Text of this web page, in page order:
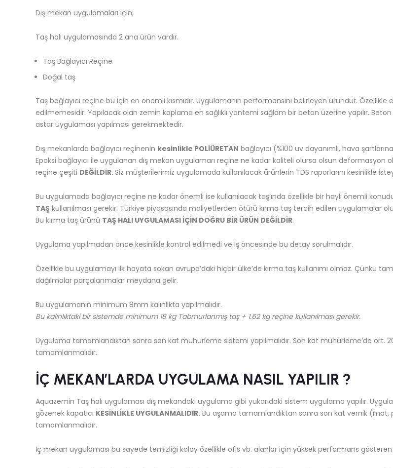
Dış mekan uygulamaları için;
Taş halı uygulamasında 2 ana ürün vardır.
Taş Bağlayıcı Reçine
Doğal taş
Taş bağlayıcı reçine bu için en önemli kısmıdır. Uygulamanın performansını belirleyen üründür.
edilmemesidir. Yapılacak olan zemin kaplama en sağlıklı yöntemi sağlam bir beton üzerine yapılır.
astar uygulaması yapılması gerekmektedir.
Dış mekanlarda bağlayıcı reçinenin kesinlikle POLİÜRETAN bağlayıcı (%100 uv dayanımlı, hava
Epoksi bağlayıcı ile uygulanan dış mekan uygulamarı reçine ne kadar kaliteli olursa olsun deformasyon
reçine çeşiti DEĞİLDİR.Siz müşterilerimiz uygulamada kullanılacak ürünlerin TDS raporlarını kesinlikle
Bu uygulamada bağlayıcı reçine ne kadar önemli ise kullanılacak taş’ında özellikle bir hayli önemli
TAŞ kullanılması gerekir. Türkiye piyasasında maliyetlerden ötürü kırma taş tercih edilen uygulamalar
Bu kırma taş ürünü TAŞ HALI UYGULAMASI İÇİN DOĞRU BİR ÜRÜN DEĞİLDİR.
Uygulama yapılmadan önce kesinlikle kontrol edilmedi ve iş öncesinde bu detay sorulmalıdır.
Özellikle bu uygulamayı ilk hayata sokan avrupa’daki hiçbir ülke’de kırma taş kullanımı olmaz. Çünkü
dağılmalar parçalanmalar meydana gelir.
Bu uygulamanın minimum 8mm kalınlıkta yapılmalıdır.
Bu kalınlıktaki bir sistemde minimum 18 kg Tabmurlanmış taş + 1.62 kg reçine kullanılması gerekir.
Uygulama tamamlandıktan sonra son kat mühürleme sistemi yapılmalıdır. Son kat mühürleme’de
tamamlanmalıdır.
İÇ MEKAN’LARDA UYGULAMA NASIL YAPILIR ?
Aquazemin Taş halı uygulaması dış mekandaki uygulama gibi yukarıdaki sistem uygulama yapılır.
gözenek kapatıcı KESİNLİKLE UYGULANMALIDIR. Bu aşama tamamlandıktan sonra son kat vernik
tamamlanmalıdır.
İç mekan uygulaması bu sayede temizliği kolay özellikle ofis vb. alanlar için yüksek performans gösteren